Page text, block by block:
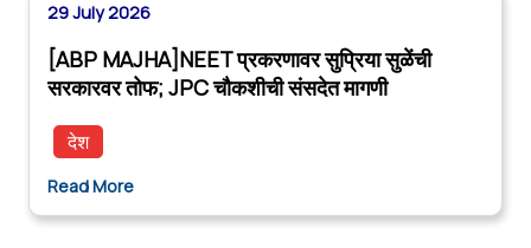
29 July 2026
[ABP MAJHA]NEET प्रकरणावर सुप्रिया सुळेंची
सरकारवर तोफ; JPC चौकशीची संसदेत मागणी
देश
Read More